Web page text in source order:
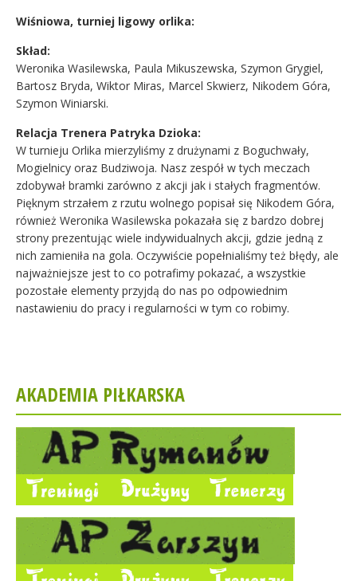
Wiśniowa, turniej ligowy orlika:
Skład:
Weronika Wasilewska, Paula Mikuszewska, Szymon Grygiel,
Bartosz Bryda, Wiktor Miras, Marcel Skwierz, Nikodem Góra,
Szymon Winiarski.
Relacja Trenera Patryka Dzioka:
W turnieju Orlika mierzyliśmy z drużynami z Boguchwały,
Mogielnicy oraz Budziwoja. Nasz zespół w tych meczach
zdobywał bramki zarówno z akcji jak i stałych fragmentów.
Pięknym strzałem z rzutu wolnego popisał się Nikodem Góra,
również Weronika Wasilewska pokazała się z bardzo dobrej
strony prezentując wiele indywidualnych akcji, gdzie jedną z
nich zamieniła na gola. Oczywiście popełnialiśmy też błędy, ale
najważniejsze jest to co potrafimy pokazać, a wszystkie
pozostałe elementy przyjdą do nas po odpowiednim
nastawieniu do pracy i regularności w tym co robimy.
AKADEMIA PIŁKARSKA